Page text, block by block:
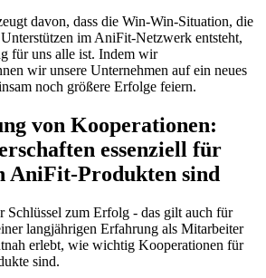
davon, dass die Win-Win-Situation, ⁢die
⁢im AniFit-Netzwerk entsteht,
für⁤ uns ‍alle ist. ‌Indem wir
wir unsere Unternehmen auf ein neues‌
noch größere Erfolge feiern.
von ⁢Kooperationen:
essenziell für
AniFit-Produkten sind
Schlüssel ⁤zum Erfolg -⁣ das gilt auch für⁣
‌langjährigen ‍Erfahrung als⁣ Mitarbeiter
erlebt, ‍wie‍ wichtig Kooperationen ‍für
sind.